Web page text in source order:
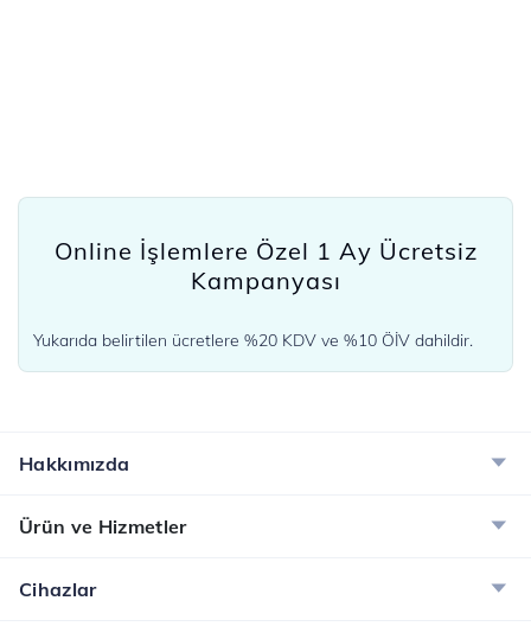
Online İşlemlere Özel 1 Ay Ücretsiz
Kampanyası
Yukarıda belirtilen ücretlere %20 KDV ve %10 ÖİV dahildir.
Hakkımızda
Ürün ve Hizmetler
Cihazlar